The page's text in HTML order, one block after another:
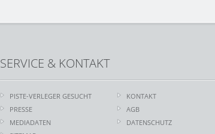
SERVICE & KONTAKT
PISTE-VERLEGER GESUCHT
PRESSE
MEDIADATEN
KONTAKT
AGB
DATENSCHUTZ